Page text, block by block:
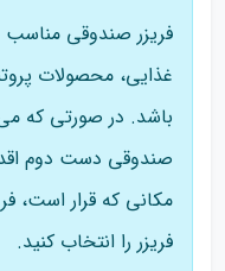
فریزر صندوقی مناسب
غذایی، محصولات
باشد. در صورتی که
صندوقی دست دوم
مکانی که قرار است،
فریزر را انتخاب کنید.